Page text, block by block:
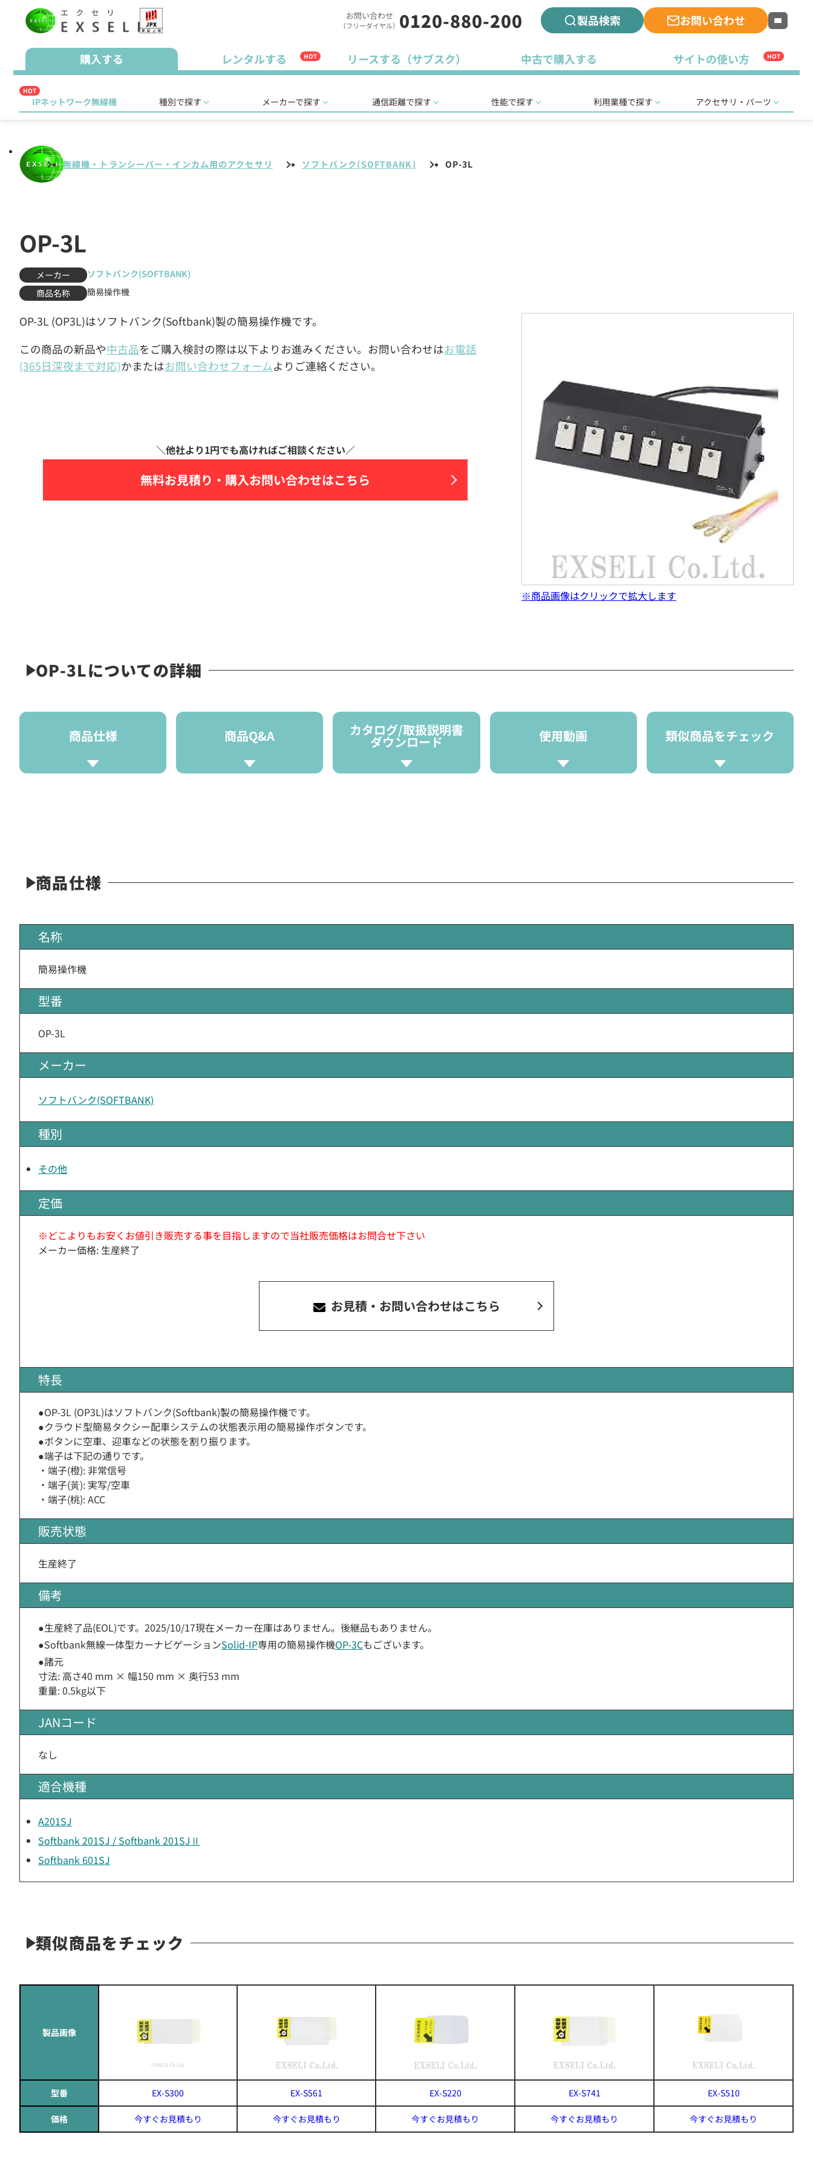
お問い合わせ
（フリーダイヤル） 0120-880-200 製品検索 お問い合わせ
購入する レンタルする HOT リースする（サブスク） 中古で購入する サイトの使い方 HOT
HOT
IPネットワーク無線機 種別で探す メーカーで探す 通信距離で探す 性能で探す 利用業種で探す アクセサリ・パーツ
無線機・トランシーバー・インカム用のアクセサリ ソフトバンク(SOFTBANK) OP-3L
OP-3L
メーカー
ソフトバンク(SOFTBANK)
商品名称
簡易操作機
OP-3L (OP3L)はソフトバンク(Softbank)製の簡易操作機です。
この商品の新品や中古品をご購入検討の際は以下よりお進みください。お問い合わせはお電話
(365日深夜まで対応)かまたはお問い合わせフォームよりご連絡ください。
無料お見積り・ 購入お問い合わせはこちら
※商品画像はクリックで拡大します
OP-3Lについての詳細
商品仕様 商品Q&A カタログ/取扱説明書
ダウンロード 使用動画 類似商品をチェック
商品仕様
名称
簡易操作機
型番
OP-3L
メーカー
ソフトバンク(SOFTBANK)
種別
その他
定価
※どこよりもお安くお値引き販売する事を目指しますので当社販売価格はお問合せ下さい
メーカー価格: 生産終了
お見積・お問い合わせはこちら
特長
●OP-3L (OP3L)はソフトバンク(Softbank)製の簡易操作機です。
●クラウド型簡易タクシー配車システムの状態表示用の簡易操作ボタンです。
●ボタンに空車、迎車などの状態を割り振ります。
●端子は下記の通りです。
・端子(橙): 非常信号
・端子(黃): 実写/空車
・端子(桃): ACC
販売状態
生産終了
備考
●生産終了品(EOL)です。2025/10/17現在メーカー在庫はありません。後継品もありません。
●Softbank無線一体型カーナビゲーションSolid-IP専用の簡易操作機OP-3Cもございます。
●諸元
寸法: 高さ40 mm × 幅150 mm × 奥行53 mm
重量: 0.5kg以下
JANコード
なし
適合機種
A201SJ
Softbank 201SJ / Softbank 201SJⅡ
Softbank 601SJ
類似商品をチェック
製品画像
型番 EX-S300 EX-S561 EX-S220 EX-S741 EX-S510
価格 今すぐお見積もり 今すぐお見積もり 今すぐお見積もり 今すぐお見積もり 今すぐお見積もり